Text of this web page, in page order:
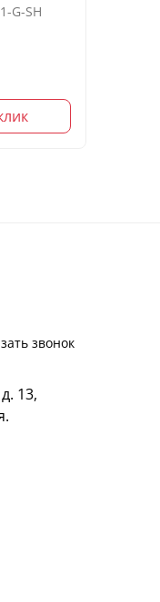
G-SH
звонок
13,